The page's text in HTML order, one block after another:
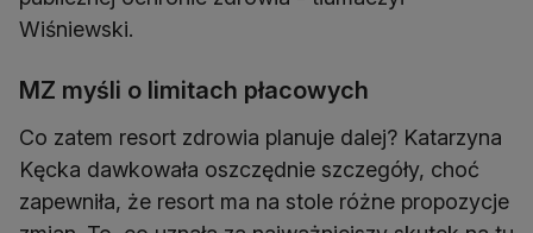
Wiśniewski.
MZ myśli o limitach płacowych
Co zatem resort zdrowia planuje dalej? Katarzyna
Kęcka dawkowała oszczędnie szczegóły, choć
zapewniła, że resort ma na stole różne propozycje